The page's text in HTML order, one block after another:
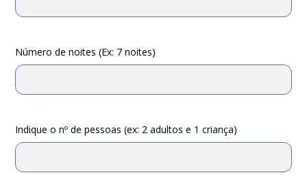
Número de noites (Ex: 7 noites)
Indique o nº de pessoas (ex: 2 adultos e 1 criança)